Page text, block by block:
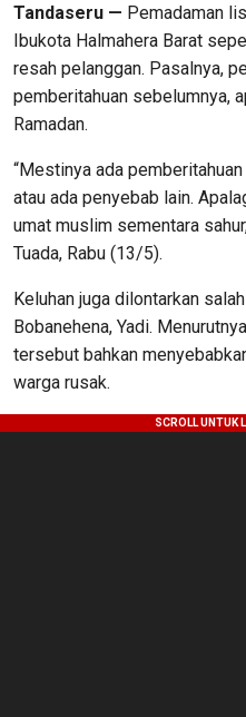
Tandaseru — Pemadaman
Ibukota Halmahera Barat
resah pelanggan. Pasalnya,
pemberitahuan sebelumnya,
Ramadan.
“Mestinya ada
atau ada penyebab lain.
umat muslim sementara
Tuada, Rabu (13/5).
Keluhan juga dilontarkan
Bobanehena, Yadi.
tersebut bahkan
warga rusak.